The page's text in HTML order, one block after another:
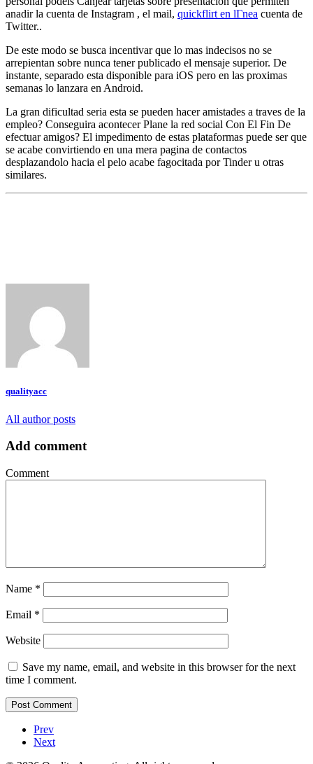
anadir la cuenta de Instagram , el mail, quickflirt en lГ­nea cuenta de
Twitter..
De este modo se busca incentivar que lo mas indecisos no se
arrepientan sobre nunca tener publicado el mensaje superior. De
instante, separado esta disponible para iOS pero en las proximas
semanas lo lanzara en Android.
La gran dificultad seri­a esta se pueden hacer amistades a traves de la
empleo? Conseguira acontecer Plane la red social Con El Fin De
efectuar amigos? El impedimento de estas plataformas puede ser que
se acabe convirtiendo en una mera pagina de contactos
desplazandolo hacia el pelo acabe fagocitada por Tinder u otras
similares.
qualityacc
All author posts
Add comment
Comment
Name *
Email *
Website
Save my name, email, and website in this browser for the next
time I comment.
Prev
Next